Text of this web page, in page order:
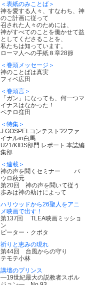
＜表紙のみことば＞
神を愛する人々、すなわち、神
のご計画に従って
召された人々のためには、
神がすべてのことを働かせて益
としてくださることを、
私たちは知っています。
ローマ人への手紙８章28節
＜巻頭メッセージ＞
神のことばは真実
フィベ広田
＜巻頭言＞
「ガン」になっても、何一つマ
イナスはなかった！
ペテロ窪田
＜特集＞
J.GOSPELコンテスト'22ファ
イナルin白馬
U21/KIDS部門 レポート 本誌編
集部
＜連載＞
神の声を聞くセミナー パ
ウロ秋元
第20回 神の声を聞いて従う
歩みは神の助けによって
ハリウッドから26聖人をアニ
メ映画で出す！
第137回 TLEA映画ミッショ
ン
ピーター・クボタ
祈りと恵みの現れ
第44回 台風からの守り
テモテ小林
講壇のプリンス
―19世紀最大の説教者スポル